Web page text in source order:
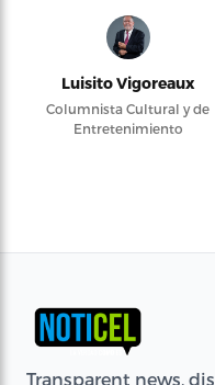
Luisito Vigoreaux
Columnista Cultural y de
Entretenimiento
Transparent news,